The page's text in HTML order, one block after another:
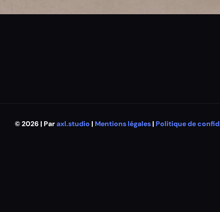
© 2026 | Paraxl.studio | Mentions légales| Politique de